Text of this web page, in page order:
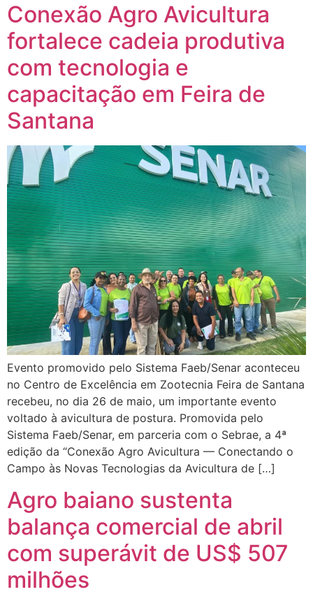
Conexão Agro Avicultura
fortalece cadeia produtiva
com tecnologia e
capacitação em Feira de
Santana
Evento promovido pelo Sistema Faeb/Senar aconteceu
no Centro de Excelência em Zootecnia Feira de Santana
recebeu, no dia 26 de maio, um importante evento
voltado à avicultura de postura. Promovida pelo
Sistema Faeb/Senar, em parceria com o Sebrae, a 4ª
edição da “Conexão Agro Avicultura — Conectando o
Campo às Novas Tecnologias da Avicultura de […]
Agro baiano sustenta
balança comercial de abril
com superávit de US$ 507
milhões